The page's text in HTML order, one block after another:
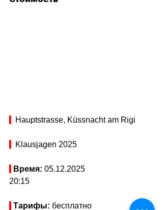
Hauptstrasse, Küssnacht am Rigi
Klausjagen 2025
Время: 05.12.2025
20:15
Тарифы: бесплатно